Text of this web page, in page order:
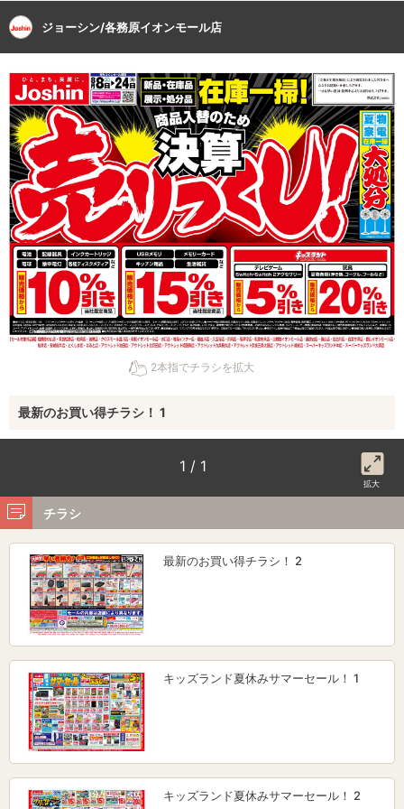
ジョーシン/各務原イオンモール店
2本指でチラシを拡大
最新のお買い得チラシ！ 1
1 / 1
拡大
チラシ
最新のお買い得チラシ！ 2
キッズランド夏休みサマーセール！ 1
キッズランド夏休みサマーセール！ 2